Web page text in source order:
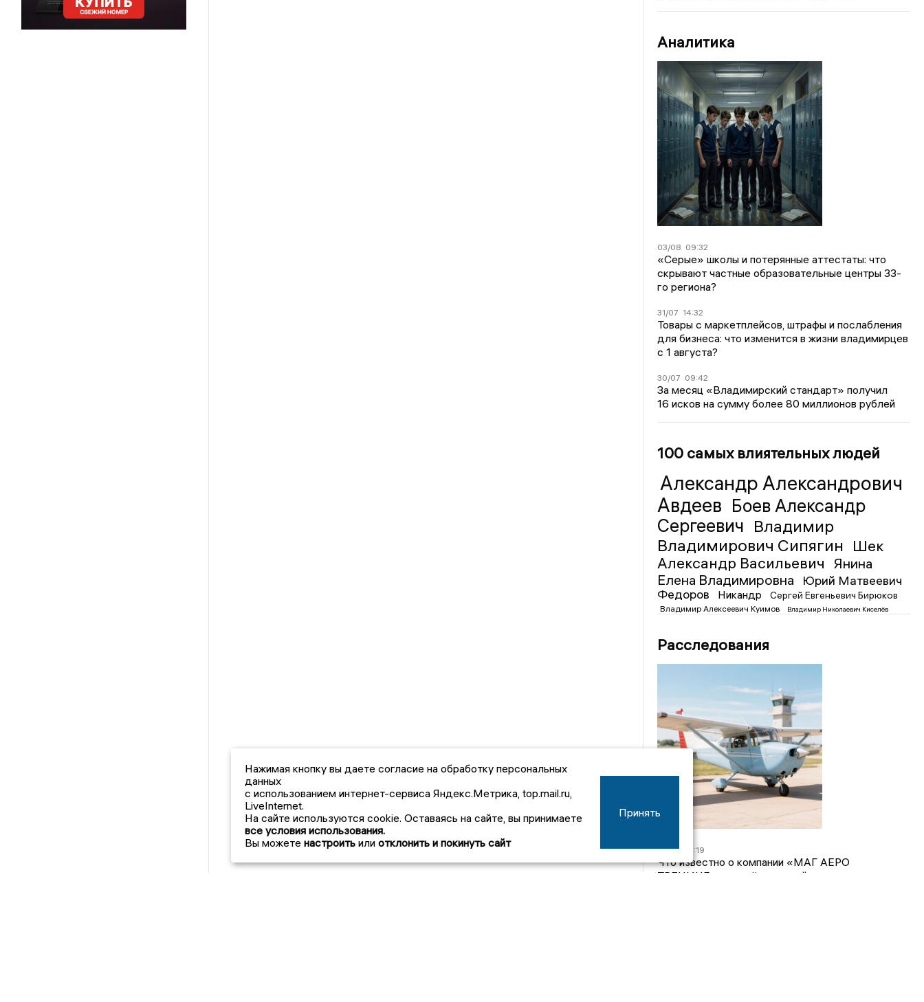
Аналитика
03/08 09:32
«Серые» школы и потерянные аттестаты: что
скрывают частные образовательные центры 33-
го региона?
31/07 14:32
Товары с маркетплейсов, штрафы и послабления
для бизнеса: что изменится в жизни владимирцев
с 1 августа?
30/07 09:42
За месяц «Владимирский стандарт» получил
16 исков на сумму более 80 миллионов рублей
100 самых влиятельных людей
Александр Александрович
Авдеев Боев Александр
Сергеевич Владимир
Владимирович Сипягин Шек
Александр Васильевич
Янина
Елена Владимировна
Юрий Матвеевич
Федоров
Никандр Сергей Евгеньевич Бирюков
Владимир Алексеевич Куимов Владимир Николаевич Киселёв
Расследования
07/08 16:19
Что известно о компании «МАГ АЕРО
ТРЕНИНГ», самолёт которой потерпел крушение
Нажимая кнопку вы даете согласие на обработку персональных
данных
с использованием интернет-сервиса Яндекс.Метрика, top.mail.ru,
LiveInternet.
На сайте используются cookie. Оставаясь на сайте, вы принимаете
все условия использования.
Вы можете настроить или отклонить и покинуть сайт
Принять